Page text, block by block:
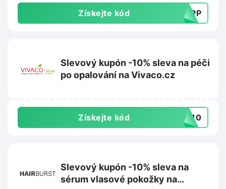
Získejte kód SUPP
Slevový kupón -10% sleva na péči
po opalování na Vivaco.cz
Získejte kód VA10
Slevový kupón -10% sleva na
sérum vlasové pokožky na